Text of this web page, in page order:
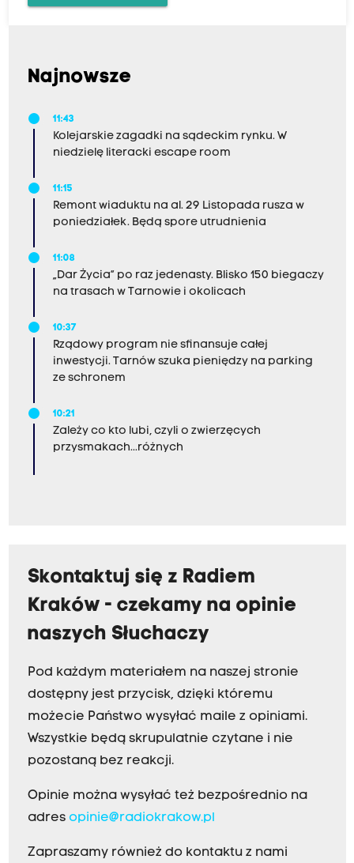
Najnowsze
11:43
Kolejarskie zagadki na sądeckim rynku. W
niedzielę literacki escape room
11:15
Remont wiaduktu na al. 29 Listopada rusza w
poniedziałek. Będą spore utrudnienia
11:08
„Dar Życia” po raz jedenasty. Blisko 150 biegaczy
na trasach w Tarnowie i okolicach
10:37
Rządowy program nie sfinansuje całej
inwestycji. Tarnów szuka pieniędzy na parking
ze schronem
10:21
Zależy co kto lubi, czyli o zwierzęcych
przysmakach...różnych
Skontaktuj się z Radiem
Kraków - czekamy na opinie
naszych Słuchaczy
Pod każdym materiałem na naszej stronie
dostępny jest przycisk, dzięki któremu
możecie Państwo wysyłać maile z opiniami.
Wszystkie będą skrupulatnie czytane i nie
pozostaną bez reakcji.
Opinie można wysyłać też bezpośrednio na
adres opinie@radiokrakow.pl
Zapraszamy również do kontaktu z nami